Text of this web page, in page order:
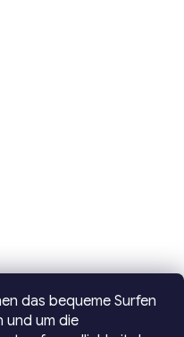
das bequeme Surfen
und um die